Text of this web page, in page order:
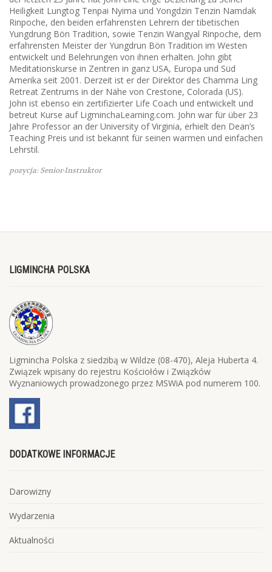
Heiligkeit Lungtog Tenpai Nyima und Yongdzin Tenzin Namdak
Rinpoche, den beiden erfahrensten Lehrern der tibetischen
Yungdrung Bön Tradition, sowie Tenzin Wangyal Rinpoche, dem
erfahrensten Meister der Yungdrun Bön Tradition im Westen
entwickelt und Belehrungen von ihnen erhalten. John gibt
Meditationskurse in Zentren in ganz USA, Europa und Süd
Amerika seit 2001. Derzeit ist er der Direktor des Chamma Ling
Retreat Zentrums in der Nähe von Crestone, Colorada (US).
John ist ebenso ein zertifizierter Life Coach und entwickelt und
betreut Kurse auf LigminchaLearning.com. John war für über 23
Jahre Professor an der University of Virginia, erhielt den Dean’s
Teaching Preis und ist bekannt für seinen warmen und einfachen
Lehrstil.
pozycja: Senior-Instruktor
LIGMINCHA POLSKA
Ligmincha Polska z siedzibą w Wildze (08-470), Aleja Huberta 4.
Związek wpisany do rejestru Kościołów i Związków
Wyznaniowych prowadzonego przez MSWiA pod numerem 100.
DODATKOWE INFORMACJE
Darowizny
Wydarzenia
Aktualności